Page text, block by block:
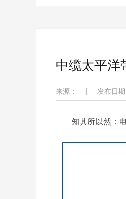
中缆太平洋
来源： | 发布日
知其所以然：电